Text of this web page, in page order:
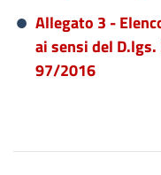
Allegato 3 -
ai sensi del
97/2016